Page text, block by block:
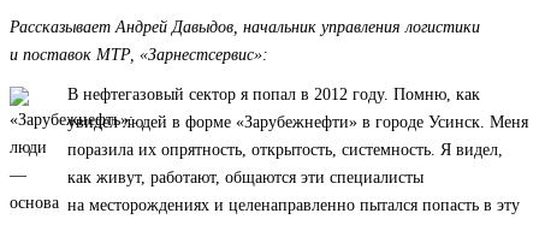
Рассказывает Андрей Давыдов, начальник управления логистики
и поставок МТР, «Зарнестсервис»:
В нефтегазовый сектор я попал в 2012 году. Помню, как
увидел людей в форме «Зарубежнефти» в городе Усинск. Меня
поразила их опрятность, открытость, системность. Я видел,
как живут, работают, общаются эти специалисты
на месторождениях и целенаправленно пытался попасть в эту